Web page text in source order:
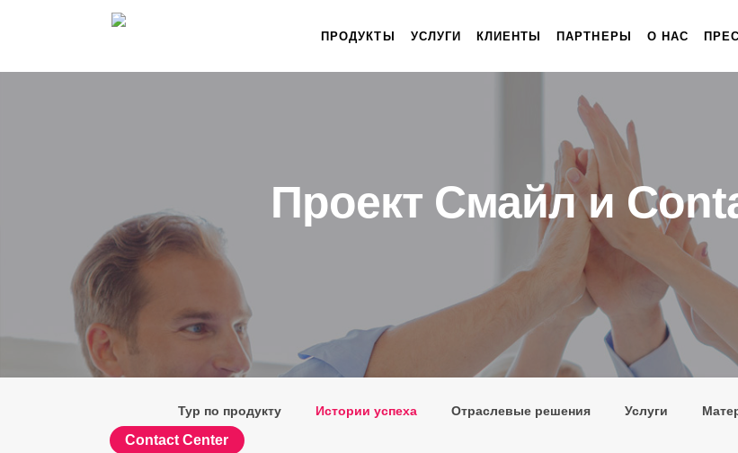
ПРОДУКТЫ УСЛУГИ КЛИЕНТЫ ПАРТНЕРЫ О НАС
Проект Смайл и
Тур по продукту Истории успеха Отраслевые решения Услуги
Contact Center